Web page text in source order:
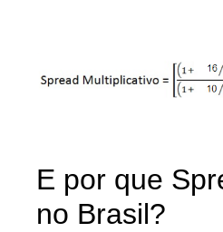
E por que
no Brasil?